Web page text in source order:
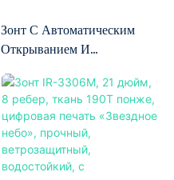
Зонт С Автоматическим
Открыванием И
Трехсекционный, Черный, С
УФ-Покрытием,
Ветроустойчивый, Готов К
Использованию В Дождь.